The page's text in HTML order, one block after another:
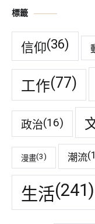
標籤
信仰(36)
工作(77)
政治(16)
漫畫(3) 潮流
生活(241)